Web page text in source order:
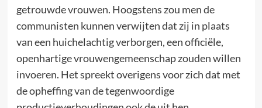
getrouwde vrouwen. Hoogstens zou men de
communisten kunnen verwijten dat zij in plaats
van een huichelachtig verborgen, een officiële,
openhartige vrouwengemeenschap zouden willen
invoeren. Het spreekt overigens voor zich dat met
de opheffing van de tegenwoordige